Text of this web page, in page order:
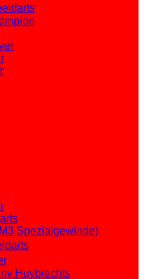
Spezialgewinde)
Huybrechts